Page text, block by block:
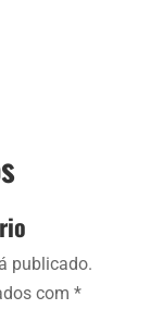
publicado.
com*